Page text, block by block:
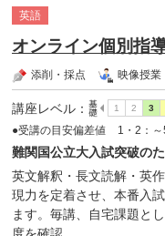
英語
オンライン個別指
添削・採点 映像授業
講座レベル ：
●受講の目安偏差値 1・2：～
難関国公立大入試突破の
英文解釈・長文読解・英
現力を定着させ、本番入
ます。毎講、自宅課題と